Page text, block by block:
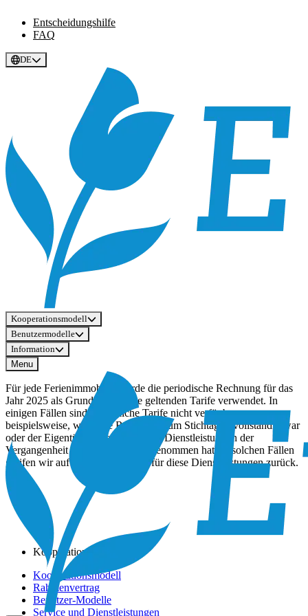
Entscheidungshilfe
FAQ
DE
Kooperationsmodell
Benutzermodelle
Information
Menu
Für jede Ferienimmobilie wurde die periodische Rechnung für das
Jahr 2025 als Grundlage für die geltenden Tarife verwendet. In
einigen Fällen sind persönliche Tarife nicht verfügbar –
beispielsweise, wenn die Rechnung zum Stichtag unvollständig war
oder der Eigentümer die betreffende Dienstleistung in der
Vergangenheit nicht in Anspruch genommen hat. In solchen Fällen
greifen wir auf die Standardtarife für diese Dienstleistungen zurück.
Kooperationsmodell
Kooperationsmodell
Rahmenvertrag
Benutzer-Modelle
Service und Dienstleistungen